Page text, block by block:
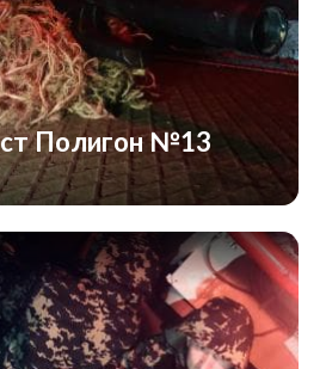
Полигон №13